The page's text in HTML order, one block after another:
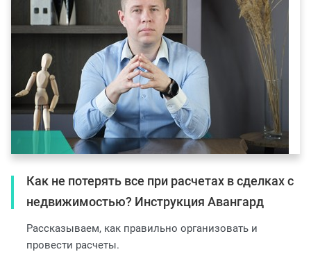
Как не потерять все при расчетах в сделках с
недвижимостью? Инструкция Авангард
Рассказываем, как правильно организовать и
провести расчеты.